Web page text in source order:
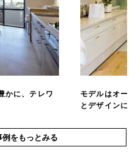
かに、テレワ
モデルはオー
とデザインに
をもっとみる